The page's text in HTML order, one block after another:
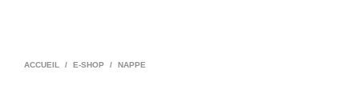
ACCUEIL / E-SHOP / NAPPE